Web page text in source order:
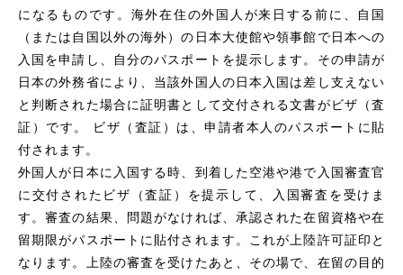
になるものです。海外在住の外国人が来日する前に、自国
（または自国以外の海外）の日本大使館や領事館で日本への
入国を申請し、自分のパスポートを提示します。その申請が
日本の外務省により、当該外国人の日本入国は差し支えない
と判断された場合に証明書として交付される文書がビザ（査
証）です。 ビザ（査証）は、申請者本人のパスポートに貼
付されます。
外国人が日本に入国する時、到着した空港や港で入国審査官
に交付されたビザ（査証）を提示して、入国審査を受けま
す。審査の結果、問題がなければ、承認された在留資格や在
留期限がパスポートに貼付されます。これが上陸許可証印と
なります。上陸の審査を受けたあと、その場で、在留の目的